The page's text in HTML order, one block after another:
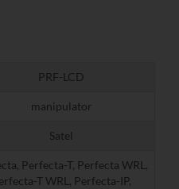
PRF-LCD
manipulator
Satel
Perfecta-T, Perfecta WRL,
T WRL, Perfecta-IP,